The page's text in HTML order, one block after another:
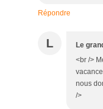
Répondre
L Le
<br />
nous
/>